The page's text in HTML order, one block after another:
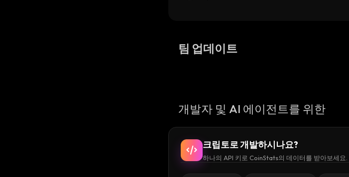
팀 업데이트
개발자 및 AI 에이전트를 위한
크립토로 개발하시나요?
하나의 API 키로 CoinStats의 데이터를 받아보세요.